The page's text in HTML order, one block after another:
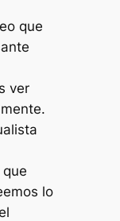
que
ver
lo